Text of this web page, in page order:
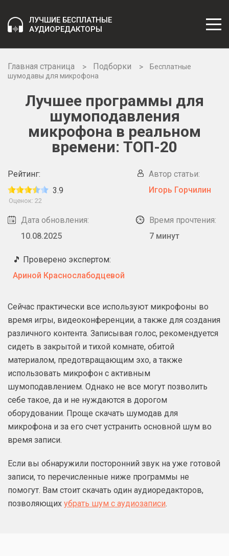
ЛУЧШИЕ БЕСПЛАТНЫЕ
АУДИОРЕДАКТОРЫ
Главная страница Подборки
Бесплатные
шумодавы для микрофона
Лучшее программы для
шумоподавления
микрофона в реальном
времени: ТОП-20
Рейтинг:
3.9
Оценок: 22
Автор статьи:
Игорь Горчилин
Дата обновления:
10.08.2025
Время прочтения:
7 минут
🎵 Проверено экспертом:
Ариной Краснослабодцевой
Сейчас практически все используют микрофоны во
время игры, видеоконференции, а также для создания
различного контента. Записывая голос, рекомендуется
сидеть в закрытой и тихой комнате, обитой
материалом, предотвращающим эхо, а также
использовать микрофон с активным
шумоподавлением. Однако не все могут позволить
себе такое, да и не нуждаются в дорогом
оборудовании. Проще скачать шумодав для
микрофона и за его счет устранить основной шум во
время записи.
Если вы обнаружили посторонний звук на уже готовой
записи, то перечисленные ниже программы не
помогут. Вам стоит скачать один аудиоредакторов,
позволяющих убрать шум с аудиозаписи.